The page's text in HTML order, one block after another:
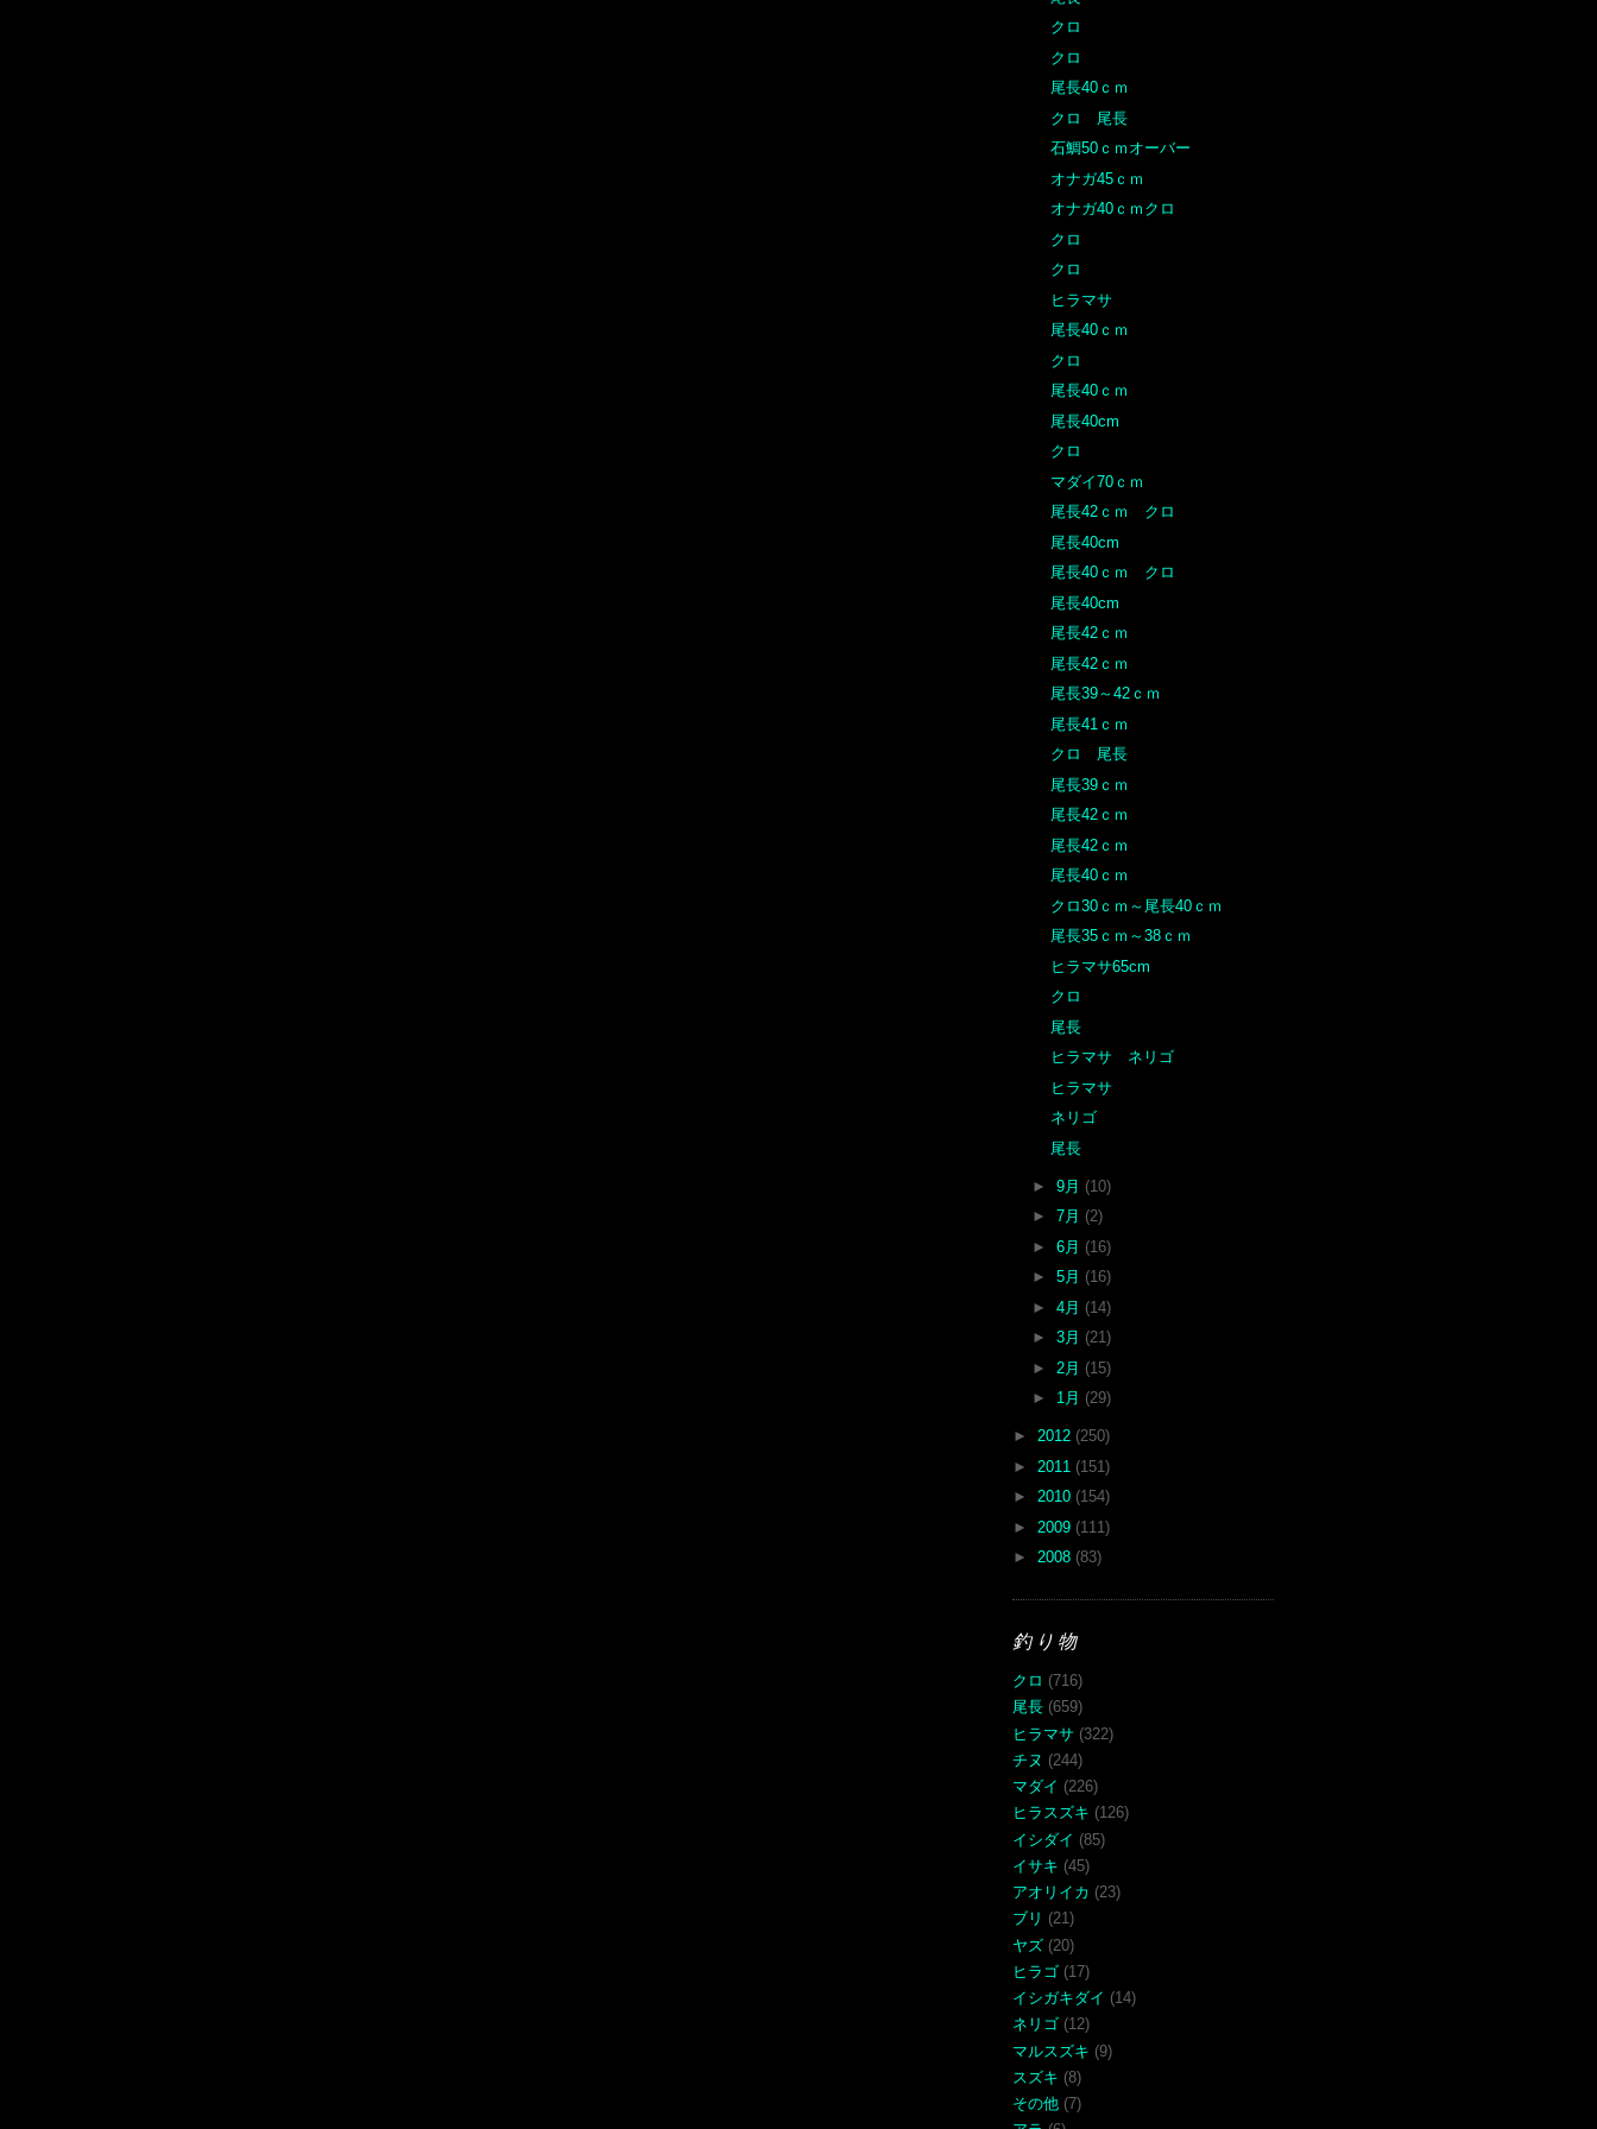
クロ
クロ
尾長40ｃｍ
クロ 尾長
石鯛50ｃｍオーバー
オナガ45ｃｍ
オナガ40ｃｍクロ
クロ
クロ
ヒラマサ
尾長40ｃｍ
クロ
尾長40ｃｍ
尾長40cm
クロ
マダイ70ｃｍ
尾長42ｃｍ クロ
尾長40cm
尾長40ｃｍ クロ
尾長40cm
尾長42ｃｍ
尾長42ｃｍ
尾長39～42ｃｍ
尾長41ｃｍ
クロ 尾長
尾長39ｃｍ
尾長42ｃｍ
尾長42ｃｍ
尾長40ｃｍ
クロ30ｃｍ～尾長40ｃｍ
尾長35ｃｍ～38ｃｍ
ヒラマサ65cm
クロ
尾長
ヒラマサ ネリゴ
ヒラマサ
ネリゴ
尾長
► 9月 (10)
► 7月 (2)
► 6月 (16)
► 5月 (16)
► 4月 (14)
► 3月 (21)
► 2月 (15)
► 1月 (29)
► 2012 (250)
► 2011 (151)
► 2010 (154)
► 2009 (111)
► 2008 (83)
釣り物
クロ (716)
尾長 (659)
ヒラマサ (322)
チヌ (244)
マダイ (226)
ヒラスズキ (126)
イシダイ (85)
イサキ (45)
アオリイカ (23)
ブリ (21)
ヤズ (20)
ヒラゴ (17)
イシガキダイ (14)
ネリゴ (12)
マルスズキ (9)
スズキ (8)
その他 (7)